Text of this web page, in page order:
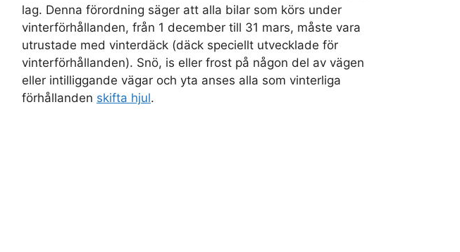
lag. Denna förordning säger att alla bilar som körs under
vinterförhållanden, från 1 december till 31 mars, måste vara
utrustade med vinterdäck (däck speciellt utvecklade för
vinterförhållanden). Snö, is eller frost på någon del av vägen
eller intilliggande vägar och yta anses alla som vinterliga
förhållanden skifta hjul.